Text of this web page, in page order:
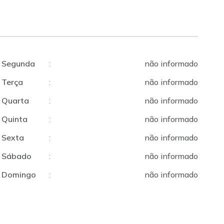
Segunda :
não informado
Terça
:
não informado
Quarta
:
não informado
Quinta
:
não informado
Sexta
:
não informado
Sábado
:
não informado
Domingo
: não informado